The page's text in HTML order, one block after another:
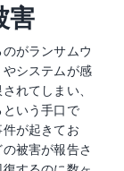
害
がランサムウ
システムが感
れてしまい、
いう手口で
が起きてお
被害が報告さ